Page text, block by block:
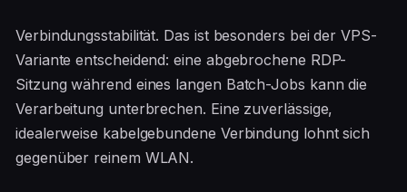
Verbindungsstabilität. Das ist besonders bei der VPS-
Variante entscheidend: eine abgebrochene RDP-
Sitzung während eines langen Batch-Jobs kann die
Verarbeitung unterbrechen. Eine zuverlässige,
idealerweise kabelgebundene Verbindung lohnt sich
gegenüber reinem WLAN.